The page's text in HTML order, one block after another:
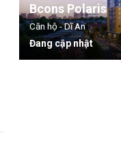
Bcons Polaris
Căn hộ - Dĩ An
Đang cập nhật